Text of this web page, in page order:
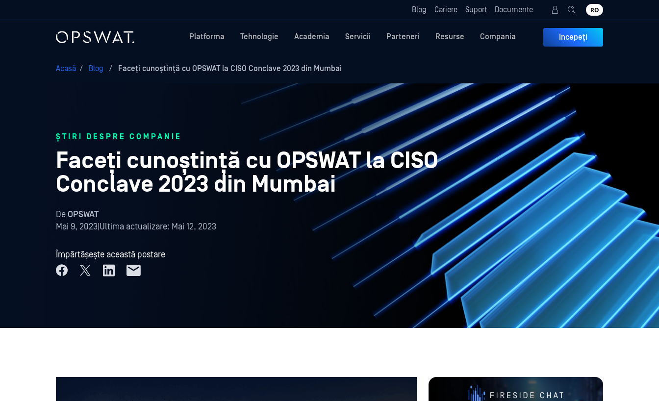
Blog Cariere Suport Documente RO
Platforma Tehnologie Academia Servicii Parteneri Resurse Compania Începeți
Acasă / Blog / Faceți cunoștință cu OPSWAT la CISO Conclave 2023 din Mumbai
ȘTIRI DESPRE COMPANIE
Faceți cunoștință cu OPSWAT la CISO
Conclave 2023 din Mumbai
De OPSWAT
Mai 9, 2023 Ultima actualizare: Mai 12, 2023
Împărtășește această postare